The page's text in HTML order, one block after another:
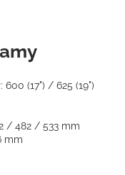
(17") / 625 (19")
/ 482 / 533 mm
mm